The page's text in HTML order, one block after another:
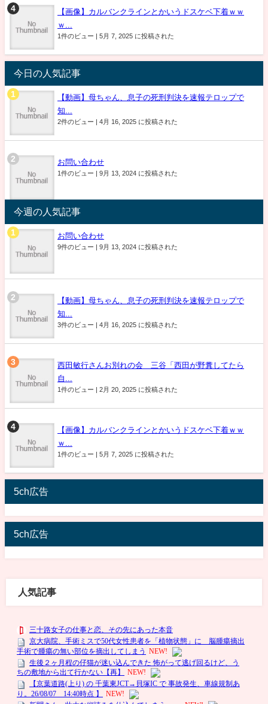
【画像】カルバンクラインとかいうドスケベ下着ｗｗ
ｗ...
1件のビュー | 5月 7, 2025 に投稿された
今日の人気記事
【動画】母ちゃん、息子の死刑判決を速報テロップで
知...
2件のビュー | 4月 16, 2025 に投稿された
お問い合わせ
1件のビュー | 9月 13, 2024 に投稿された
今週の人気記事
お問い合わせ
9件のビュー | 9月 13, 2024 に投稿された
【動画】母ちゃん、息子の死刑判決を速報テロップで
知...
3件のビュー | 4月 16, 2025 に投稿された
西田敏行さんお別れの会 三谷「西田が野糞してたら
自...
1件のビュー | 2月 20, 2025 に投稿された
【画像】カルバンクラインとかいうドスケベ下着ｗｗ
ｗ...
1件のビュー | 5月 7, 2025 に投稿された
5ch広告
5ch広告
人気記事